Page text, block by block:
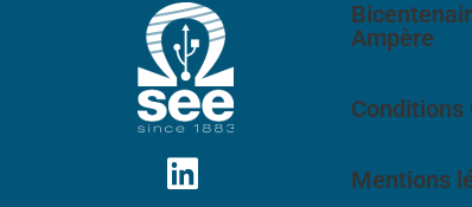
Ampère
Conditions
Mentions